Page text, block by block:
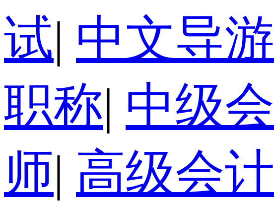
试| 中文导
职称| 中级
师| 高级会